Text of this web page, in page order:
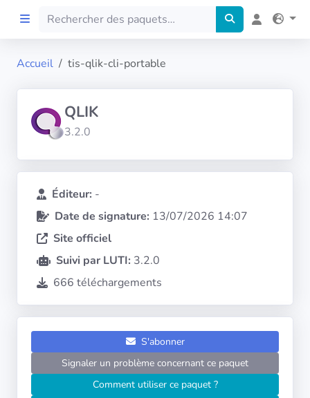
Preprod
À propos
FILTRES
Accueil tis-qlik-cli-portable
QLIK
3.2.0
Éditeur: -
Date de signature: 13/07/2026 14:07
Site officiel
Suivi par LUTI: 3.2.0
666 téléchargements
S'abonner
Signaler un problème concernant ce paquet
Comment utiliser ce paquet ?